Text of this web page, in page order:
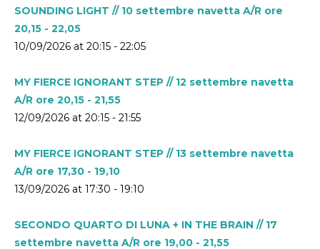
SOUNDING LIGHT // 10 settembre navetta A/R ore
20,15 - 22,05
10/09/2026 at 20:15 - 22:05
MY FIERCE IGNORANT STEP // 12 settembre navetta
A/R ore 20,15 - 21,55
12/09/2026 at 20:15 - 21:55
MY FIERCE IGNORANT STEP // 13 settembre navetta
A/R ore 17,30 - 19,10
13/09/2026 at 17:30 - 19:10
SECONDO QUARTO DI LUNA + IN THE BRAIN // 17
settembre navetta A/R ore 19,00 - 21,55